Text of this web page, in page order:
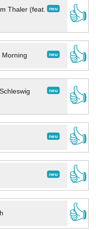
neu
Thaler (feat.
👍
neu
Morning
👍
neu
👍
neu
👍
neu
👍
👍